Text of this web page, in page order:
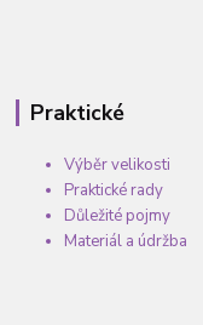
Praktické
Výběr velikosti
Praktické rady
Důležité pojmy
Materiál a údržba